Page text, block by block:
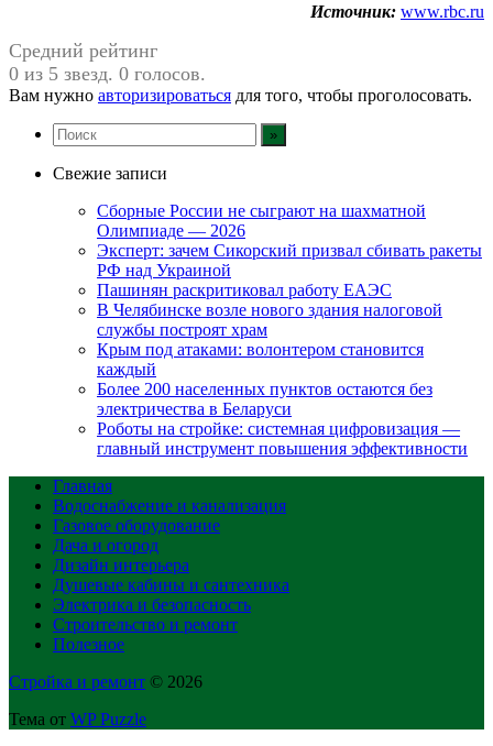
Источник: www.rbc.ru
Средний рейтинг
0 из 5 звезд. 0 голосов.
Вам нужно авторизироваться для того, чтобы проголосовать.
Свежие записи
Сборные России не сыграют на шахматной
Олимпиаде — 2026
Эксперт: зачем Сикорский призвал сбивать ракеты
РФ над Украиной
Пашинян раскритиковал работу ЕАЭС
В Челябинске возле нового здания налоговой
службы построят храм
Крым под атаками: волонтером становится
каждый
Более 200 населенных пунктов остаются без
электричества в Беларуси
Роботы на стройке: системная цифровизация —
главный инструмент повышения эффективности
Главная
Водоснабжение и канализация
Газовое оборудование
Дача и огород
Дизайн интерьера
Душевые кабины и сантехника
Электрика и безопасность
Строительство и ремонт
Полезное
Стройка и ремонт © 2026
Тема от WP Puzzle